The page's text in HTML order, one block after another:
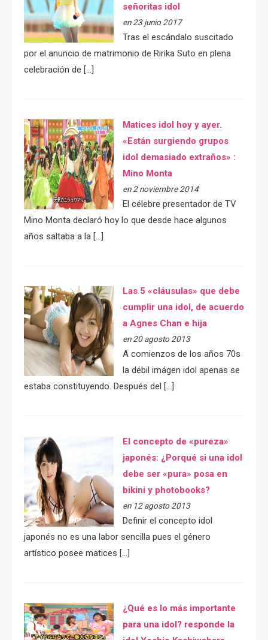
señoritas idol
en 23 junio 2017
Tras el escándalo suscitado
por el anuncio de matrimonio de Ririka Suto en plena
celebración de […]
Matices idol hoy y ayer.
«Están surgiendo grupos
idol demasiado extraños» :
Mino Monta
en 2 noviembre 2014
El célebre presentador de TV
Mino Monta declaró hoy lo que desde hace algunos
años saltaba a la […]
Las 5 «cláusulas» que debe
cumplir una idol, de acuerdo
a Agnes Chan e hija
en 20 agosto 2013
A comienzos de los años 70s
la débil imágen idol apenas se
estaba constituyendo. Después del […]
El concepto de «pureza»
japonés: ¿Porqué si una idol
debe ser «pura» posa en
bikini y photobooks?
en 12 agosto 2013
Definir el concepto idol
japonés no es una labor sencilla pues el género
artístico posee matices […]
¿Qué es lo más importante
para una idol? responde la